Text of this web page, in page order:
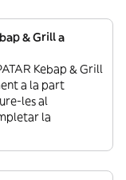
& Grill a
Kebap & Grill
a la part
les al
la